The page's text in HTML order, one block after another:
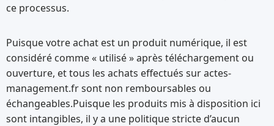
ce processus.
Puisque votre achat est un produit numérique, il est
considéré comme « utilisé » après téléchargement ou
ouverture, et tous les achats effectués sur actes-
management.fr sont non remboursables ou
échangeables.Puisque les produits mis à disposition ici
sont intangibles, il y a une politique stricte d’aucun